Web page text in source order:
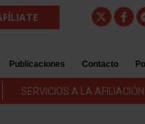
Publicaciones Contacto
SERVICIOS A LA AFILIACIÓN